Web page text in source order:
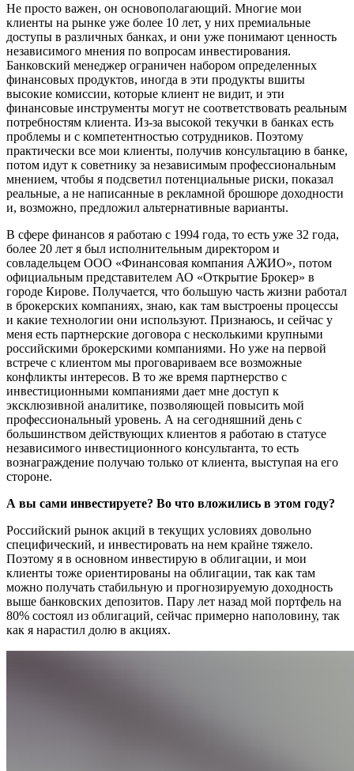
Не просто важен, он основополагающий. Многие мои
клиенты на рынке уже более 10 лет, у них премиальные
доступы в различных банках, и они уже понимают ценность
независимого мнения по вопросам инвестирования.
Банковский менеджер ограничен набором определенных
финансовых продуктов, иногда в эти продукты вшиты
высокие комиссии, которые клиент не видит, и эти
финансовые инструменты могут не соответствовать реальным
потребностям клиента. Из-за высокой текучки в банках есть
проблемы и с компетентностью сотрудников. Поэтому
практически все мои клиенты, получив консультацию в банке,
потом идут к советнику за независимым профессиональным
мнением, чтобы я подсветил потенциальные риски, показал
реальные, а не написанные в рекламной брошюре доходности
и, возможно, предложил альтернативные варианты.
В сфере финансов я работаю с 1994 года, то есть уже 32 года,
более 20 лет я был исполнительным директором и
совладельцем ООО «Финансовая компания АЖИО», потом
официальным представителем АО «Открытие Брокер» в
городе Кирове. Получается, что большую часть жизни работал
в брокерских компаниях, знаю, как там выстроены процессы
и какие технологии они используют. Признаюсь, и сейчас у
меня есть партнерские договора с несколькими крупными
российскими брокерскими компаниями. Но уже на первой
встрече с клиентом мы проговариваем все возможные
конфликты интересов. В то же время партнерство с
инвестиционными компаниями дает мне доступ к
эксклюзивной аналитике, позволяющей повысить мой
профессиональный уровень. А на сегодняшний день с
большинством действующих клиентов я работаю в статусе
независимого инвестиционного консультанта, то есть
вознаграждение получаю только от клиента, выступая на его
стороне.
А вы сами инвестируете? Во что вложились в этом году?
Российский рынок акций в текущих условиях довольно
специфический, и инвестировать на нем крайне тяжело.
Поэтому я в основном инвестирую в облигации, и мои
клиенты тоже ориентированы на облигации, так как там
можно получать стабильную и прогнозируемую доходность
выше банковских депозитов. Пару лет назад мой портфель на
80% состоял из облигаций, сейчас примерно наполовину, так
как я нарастил долю в акциях.